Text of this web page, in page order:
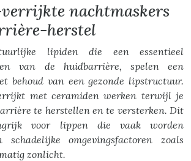
nachtmaskers
herstel
lipiden die een essentieel
van de huidbarrière, spelen een
behoud van een gezonde lipstructuur.
met ceramiden werken terwijl je
te herstellen en te versterken. Dit
voor lippen die vaak worden
schadelijke omgevingsfactoren zoals
zonlicht.